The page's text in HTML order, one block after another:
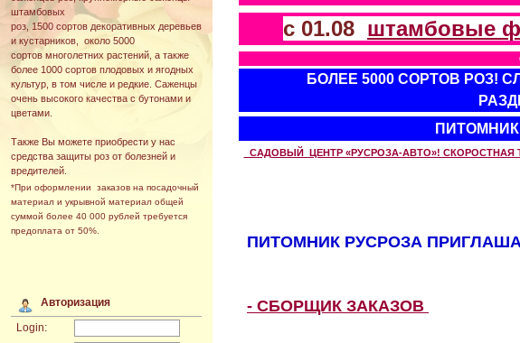
штамбовых
роз, 1500 сортов декоративных деревьев
и кустарников, около 5000
сортов многолетних растений, а также
более 1000 сортов плодовых и ягодных
культур, в том числе и редкие. Саженцы
очень высокого качества с бутонами и
цветами.
Также Вы можете приобрести у нас
средства защиты роз от болезней и
вредителей.
*При оформлении заказов на посадочный
материал и укрывной материал общей
суммой более 40 000 рублей требуется
предоплата от 50%.
Авторизация
Login:
с 01.08 штамбовые
БОЛЕЕ 5000 СОРТОВ РОЗ!
ПИТОМНИК
САДОВЫЙ ЦЕНТР «РУСРОЗА-АВТО»! СКОРОСТНАЯ
ПИТОМНИК РУСРОЗА
- СБОРЩИК ЗАКАЗОВ